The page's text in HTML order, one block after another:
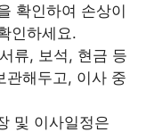
확인하여 손상이
인하세요.
류, 보석, 현금 등
관해두고, 이사 중
및 이사일정은